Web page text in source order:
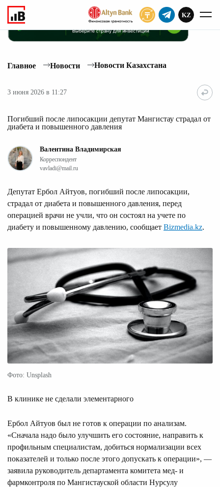
KZ
Главное Новости Новости Казахстана
3 июня 2026 в 11:27
Погибший после липосакции депутат Мангистау страдал от
диабета и повышенного давления
Валентина Владимирская
Корреспондент
vavladi@mail.ru
Депутат Ербол Айтуов, погибший после липосакции,
страдал от диабета и повышенного давления, перед
операцией врачи не учли, что он состоял на учете по
диабету и повышенному давлению, сообщает Bizmedia.kz.
Фото: Unsplash
В клинике не сделали элементарного
Ербол Айтуов был не готов к операции по анализам.
«Сначала надо было улучшить его состояние, направить к
профильным специалистам, добиться нормализации всех
показателей и только после этого допускать к операции», —
заявила руководитель департамента комитета мед- и
фармконтроля по Мангистауской области Нурсулу